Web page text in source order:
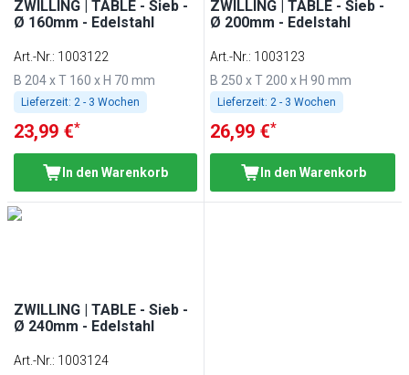
ZWILLING | TABLE - Sieb -
Ø 160mm - Edelstahl
Art.-Nr.: 1003122
B 204 x T 160 x H 70 mm
Lieferzeit: 2 - 3 Wochen
23,99 €*
In den Warenkorb
ZWILLING | TABLE - Sieb -
Ø 200mm - Edelstahl
Art.-Nr.: 1003123
B 250 x T 200 x H 90 mm
Lieferzeit: 2 - 3 Wochen
26,99 €*
In den Warenkorb
ZWILLING | TABLE - Sieb -
Ø 240mm - Edelstahl
Art.-Nr.: 1003124